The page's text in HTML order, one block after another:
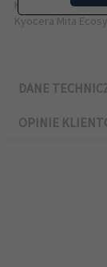
Kyocera Mita
Kyocera Mita
DANE
OPINIE